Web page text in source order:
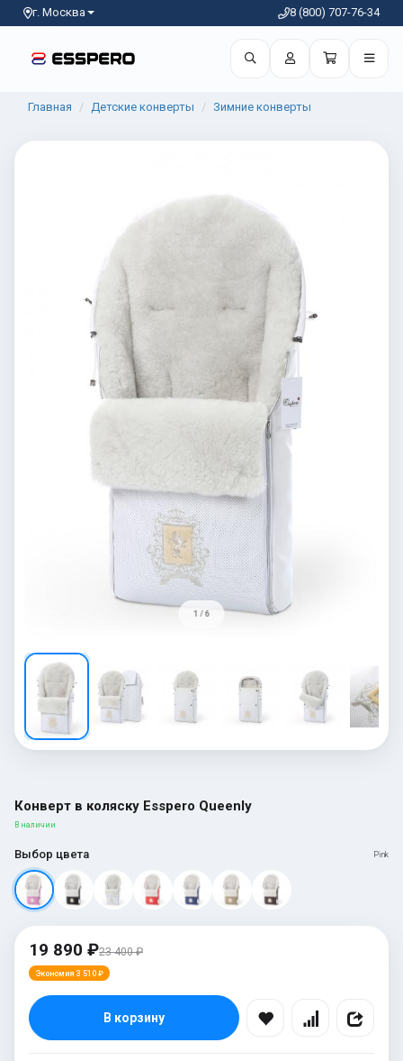
г. Москва 8 (800) 707-76-34
Главная Детские конверты Зимние конверты
1 / 6
Конверт в коляску Esspero Queenly
В наличии
Выбор цвета Pink
19 890 ₽23 400 ₽
Экономия 3 510 ₽
В корзину